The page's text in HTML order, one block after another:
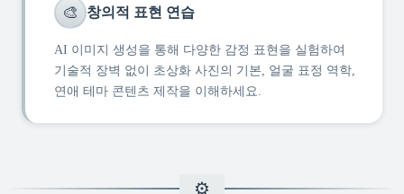
🎨 창의적 표현 연습
AI 이미지 생성을 통해 다양한 감정 표현을 실험하여
기술적 장벽 없이 초상화 사진의 기본, 얼굴 표정 역학,
연애 테마 콘텐츠 제작을 이해하세요.